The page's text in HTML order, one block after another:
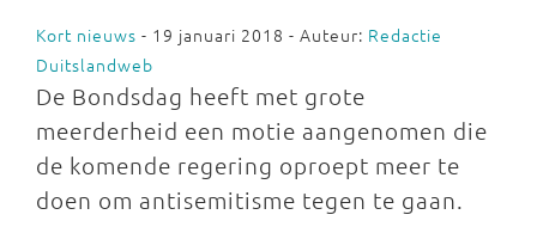
Kort nieuws - 19 januari 2018 - Auteur: Redactie
Duitslandweb
De Bondsdag heeft met grote
meerderheid een motie aangenomen die
de komende regering oproept meer te
doen om antisemitisme tegen te gaan.